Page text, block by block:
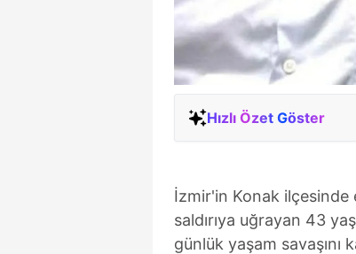
Hızlı Özet Göster
İzmir'in Konak ilçesinde
saldırıya uğrayan 43
günlük yaşam savaşını